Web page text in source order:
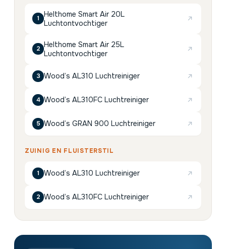
1
Helthome Smart Air 20L
Luchtontvochtiger
2 Helthome Smart Air 25L
Luchtontvochtiger
3 Wood’s AL310 Luchtreiniger
4 Wood’s AL310FC Luchtreiniger
5 Wood’s GRAN 900 Luchtreiniger
ZUINIG EN FLUISTERSTIL
1 Wood’s AL310 Luchtreiniger
2 Wood’s AL310FC Luchtreiniger